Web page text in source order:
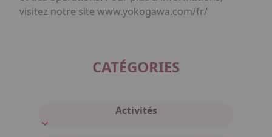
visitez notre site www.yokogawa.com/fr/
CATÉGORIES
Activités